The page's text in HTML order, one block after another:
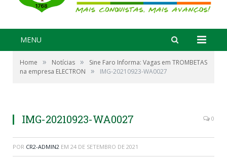
MENU
Home » Notícias »
Sine Faro Informa: Vagas em TROMBETAS
na empresa ELECTRON
» IMG-20210923-WA0027
IMG-20210923-WA0027 0
POR CR2-ADMIN2 EM 24 DE SETEMBRO DE 2021